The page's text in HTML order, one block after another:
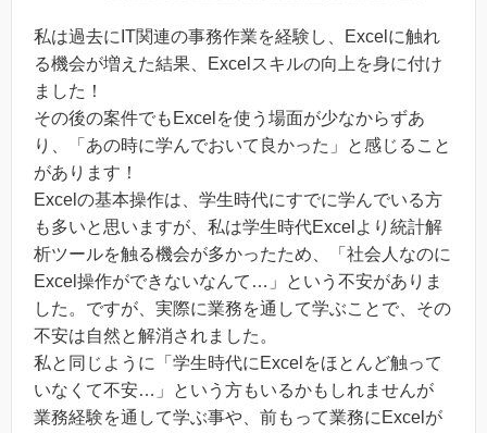
私は過去にIT関連の事務作業を経験し、Excelに触れ
る機会が増えた結果、Excelスキルの向上を身に付け
ました！
その後の案件でもExcelを使う場面が少なからずあ
り、「あの時に学んでおいて良かった」と感じること
があります！
Excelの基本操作は、学生時代にすでに学んでいる方
も多いと思いますが、私は学生時代Excelより統計解
析ツールを触る機会が多かったため、「社会人なのに
Excel操作ができないなんて…」という不安がありま
した。ですが、実際に業務を通して学ぶことで、その
不安は自然と解消されました。
私と同じように「学生時代にExcelをほとんど触って
いなくて不安…」という方もいるかもしれませんが
業務経験を通して学ぶ事や、前もって業務にExcelが